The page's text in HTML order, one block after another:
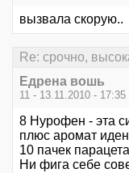
вызвала скорую..
Re: срочно,
Едрена вошь
11 - 13.11.2010 - 17:35
8 Нурофен - эта
плюс аромат
10 пачек
Ни фига себе